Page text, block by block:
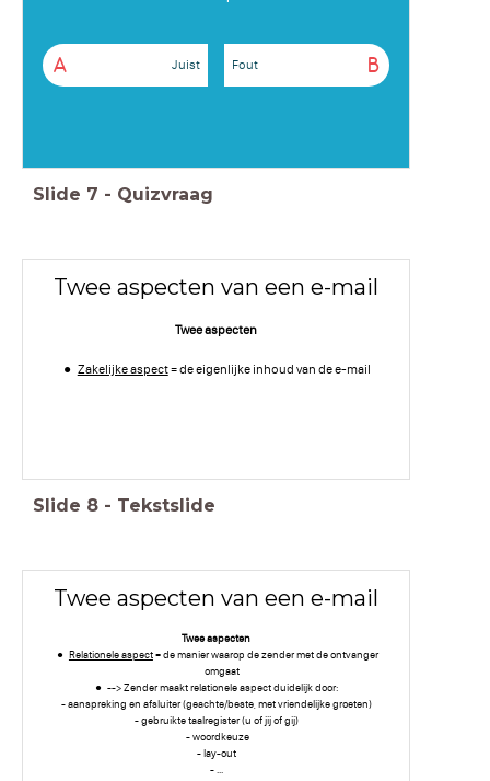
A Juist B
Fout
Slide 7 - Quizvraag
Twee aspecten van een e-mail
Twee aspecten
Zakelijke aspect= de eigenlijke inhoud van de e-mail
Slide 8 - Tekstslide
Twee aspecten van een e-mail
Twee aspecten
Relationele aspect= de manier waarop de zender met de ontvanger
omgaat
--> Zender maakt relationele aspect duidelijk door:
- aanspreking en afsluiter (geachte/beste, met vriendelijke groeten)
- gebruikte taalregister (u of jij of gij)
- woordkeuze
- lay-out
- ...